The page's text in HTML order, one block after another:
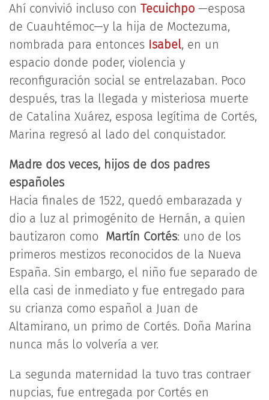
Ahí convivió incluso con Tecuichpo —esposa
de Cuauhtémoc—y la hija de Moctezuma,
nombrada para entonces Isabel, en un
espacio donde poder, violencia y
reconfiguración social se entrelazaban. Poco
después, tras la llegada y misteriosa muerte
de Catalina Xuárez, esposa legítima de Cortés,
Marina regresó al lado del conquistador.
Madre dos veces, hijos de dos padres
españoles
Hacia finales de 1522, quedó embarazada y
dio a luz al primogénito de Hernán, a quien
bautizaron como Martín Cortés: uno de los
primeros mestizos reconocidos de la Nueva
España. Sin embargo, el niño fue separado de
ella casi de inmediato y fue entregado para
su crianza como español a Juan de
Altamirano, un primo de Cortés. Doña Marina
nunca más lo volvería a ver.
La segunda maternidad la tuvo tras contraer
nupcias, fue entregada por Cortés en